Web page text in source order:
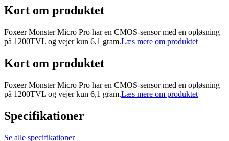
Kort om produktet
Foxeer Monster Micro Pro har en CMOS-sensor med en opløsning
på 1200TVL og vejer kun 6,1 gram.Læs mere om produktet
Kort om produktet
Foxeer Monster Micro Pro har en CMOS-sensor med en opløsning
på 1200TVL og vejer kun 6,1 gram.Læs mere om produktet
Specifikationer
Se alle specifikationer